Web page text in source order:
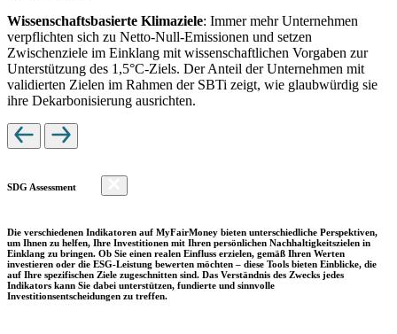
Wissenschaftsbasierte Klimaziele: Immer mehr Unternehmen
verpflichten sich zu Netto-Null-Emissionen und setzen
Zwischenziele im Einklang mit wissenschaftlichen Vorgaben zur
Unterstützung des 1,5°C-Ziels. Der Anteil der Unternehmen mit
validierten Zielen im Rahmen der SBTi zeigt, wie glaubwürdig sie
ihre Dekarbonisierung ausrichten.
SDG Assessment
Die verschiedenen Indikatoren auf MyFairMoney bieten unterschiedliche Perspektiven,
um Ihnen zu helfen, Ihre Investitionen mit Ihren persönlichen Nachhaltigkeitszielen in
Einklang zu bringen. Ob Sie einen realen Einfluss erzielen, gemäß Ihren Werten
investieren oder die ESG-Leistung bewerten möchten – diese Tools bieten Einblicke, die
auf Ihre spezifischen Ziele zugeschnitten sind. Das Verständnis des Zwecks jedes
Indikators kann Sie dabei unterstützen, fundierte und sinnvolle
Investitionsentscheidungen zu treffen.